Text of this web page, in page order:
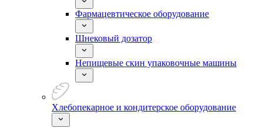
Фармацевтическое оборудование
Шнековый дозатор
Непищевые скин упаковочные машины
Хлебопекарное и кондитерское оборудование